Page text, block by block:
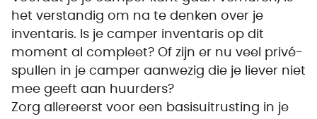
het verstandig om na te denken over je
inventaris. Is je camper inventaris op dit
moment al compleet? Of zijn er nu veel privé-
spullen in je camper aanwezig die je liever niet
mee geeft aan huurders?
Zorg allereerst voor een basisuitrusting in je